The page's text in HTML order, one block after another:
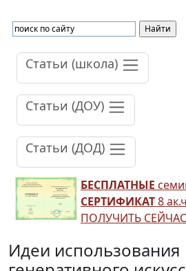
Статьи (школа)
Статьи (ДОУ)
Статьи (ДОД)
БЕСПЛАТНЫЕ
СЕРТИФИКАТ8
ПОЛУЧИТЬ СЕЙЧАС
Идеи использования